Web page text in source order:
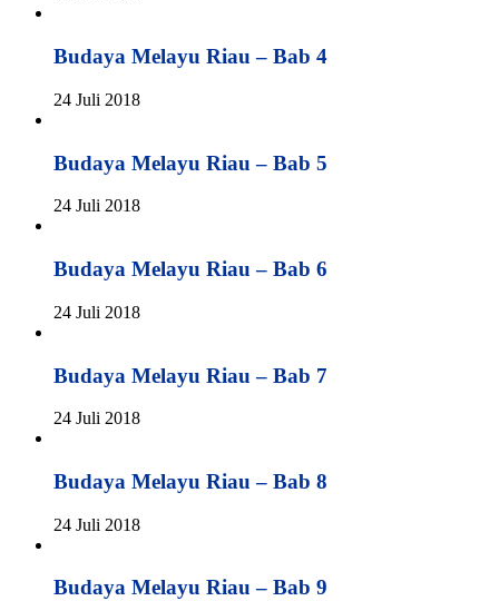
Budaya Melayu Riau – Bab 4
24 Juli 2018
Budaya Melayu Riau – Bab 5
24 Juli 2018
Budaya Melayu Riau – Bab 6
24 Juli 2018
Budaya Melayu Riau – Bab 7
24 Juli 2018
Budaya Melayu Riau – Bab 8
24 Juli 2018
Budaya Melayu Riau – Bab 9